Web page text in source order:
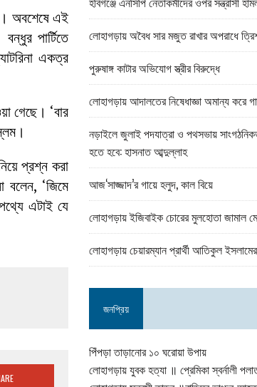
অবশেষে এই
পার্টিতে
একত্র
গেছে। ‘বার
প্রশ্ন করা
বলেন, ‘জিমে
এটাই যে
লোহাগড়ায় অবৈধ সার মজুত রাখার অপরাধে
পুরুষাঙ্গ কাটার অভিযোগ স্ত্রীর বিরুদ্ধে
লোহাগড়ায় আদালতের নিষেধাজ্ঞা অমান্য করে
নড়াইলে জুলাই পদযাত্রা ও পথসভায়
হতে হবে: হাসনাত আব্দুল্লাহ
আজ‘সাজ্জাদ’র গায়ে হলুদ, কাল বিয়ে
লোহাগড়ায় ইজিবাইক চোরের মুলহোতা জামাল
লোহাগড়ায় চেয়ারম্যান প্রার্থী আতিকুল
জনপ্রিয়
পিঁপড়া তাড়ানোর ১০ ঘরোয়া উপায়
লোহাগড়ায় যুবক হত্যা ॥ প্রেমিকা স্বর্নালী